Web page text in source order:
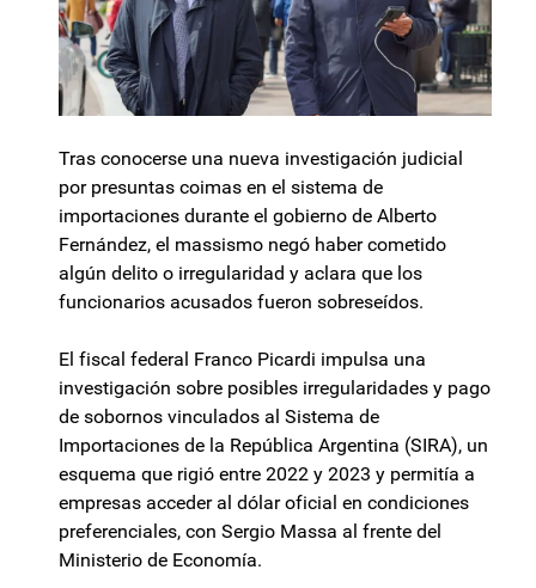
Tras conocerse una nueva investigación judicial
por presuntas coimas en el sistema de
importaciones durante el gobierno de Alberto
Fernández, el massismo negó haber cometido
algún delito o irregularidad y aclara que los
funcionarios acusados fueron sobreseídos.
El fiscal federal Franco Picardi impulsa una
investigación sobre posibles irregularidades y pago
de sobornos vinculados al Sistema de
Importaciones de la República Argentina (SIRA), un
esquema que rigió entre 2022 y 2023 y permitía a
empresas acceder al dólar oficial en condiciones
preferenciales, con Sergio Massa al frente del
Ministerio de Economía.